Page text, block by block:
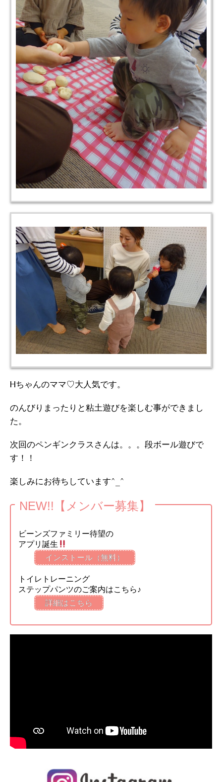
Hちゃんのママ♡大人気です。
のんびりまったりと粘土遊びを楽しむ事ができまし
た。
次回のペンギンクラスさんは。。。段ボール遊びで
す！！
楽しみにお待ちしています^_^
NEW!!【メンバー募集】
ビーンズファミリー待望の
アプリ誕生
インストール（無料）
トイレトレーニング
ステップパンツのご案内はこちら♪
詳細はこちら